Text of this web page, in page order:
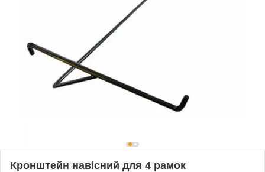
Кронштейн навісний для 4 рамок